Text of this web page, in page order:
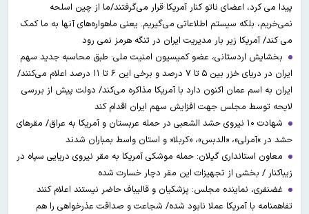
پیدا می کرد، اعضای ناتو کنار آمریکا قرار می‌گرفتند/ما از چین اسلحه
نمی‌خریم، بلکه سیستم اطلاعاتی می‌گیریم. یعنی ماهواره‌های آنها به ما کمک
می کند/ آمریکا زیر بار مدیریت ایران در تنگه هرمز نمی رود
بخشایش اردستانی، عضو کمیسیون امنیت ملی: طبق محاسبه جدید سهم
ایران در دریای خزر بین ۵ تا ۷ درصد و برخی این ۶ تا ۱۱ درصد اعلام می‌کنند/
ایران به اسم عمان اکنون دارد با آمریکا مذاکره می‌کند/ دولت پیش از بررسی
لایحه توسط مجلس جهت افزایش سهم ایران اقدام کند
شهادت ۱۰ نیروی حشد الشعبی در حمله عربستان و آمریکا به عراق/ مقرهای
حشد در »آمرلی»، «الدبس»، «کربلا« و استان واسط بمباران شدند
معاون استانداری گیلان: حمله موشکی آمریکا به مقر نیروی دریایی سپاه در
زیباکنار / بخشی از تجهیزات این مقر دچار خسارت شده
غضنفری، نماینده مجلس: پزشکیان و قالیباف حاضر نیستند اعلام کنند
تفاهمنامه با آمریکا عملا نابود شده/ شجاعت و صداقت عذرخواهی را هم